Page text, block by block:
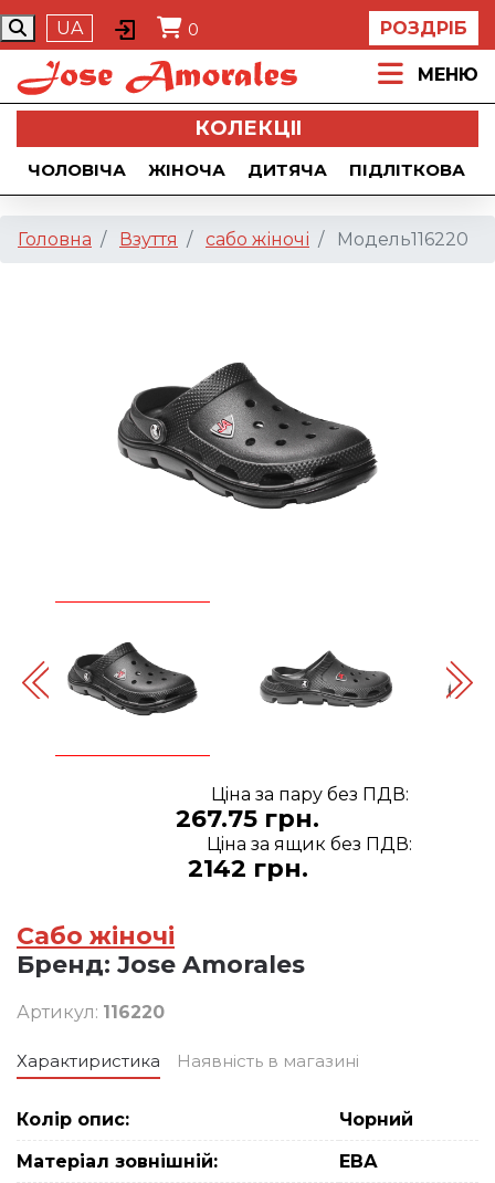
UA 0 РОЗДРІБ
МЕНЮ
КОЛЕКЦII
ЧОЛОВІЧА ЖІНОЧА ДИТЯЧА ПІДЛІТКОВА
Головна Взуття сабо жіночі Модель116220
Цiна за пару без ПДВ:
267.75 грн.
Цiна за ящик без ПДВ:
2142 грн.
Сабо жіночі
Бренд: Jose Amorales
Артикул: 116220
Характиристика Наявність в магазині
Колір опис:
Чорний
Матеріал зовнішній:
ЕВА